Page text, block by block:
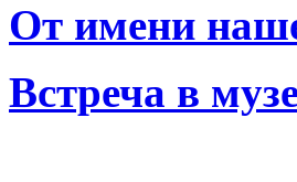
От имени
Встреча в